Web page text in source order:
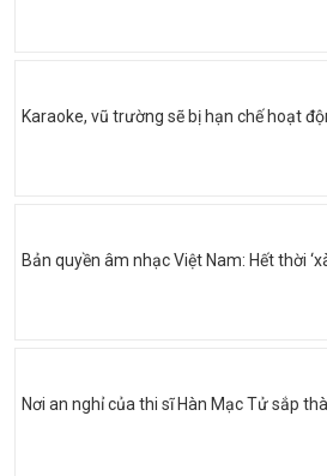
Karaoke, vũ trường sẽ bị hạn chế hoạt
Bản quyền âm nhạc Việt Nam: Hết thời
Nơi an nghỉ của thi sĩ Hàn Mạc Tử sắp